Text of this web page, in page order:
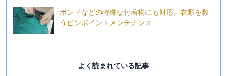
ボンドなどの特殊な付着物にも対応。衣類を救
うピンポイントメンテナンス
よく読まれている記事